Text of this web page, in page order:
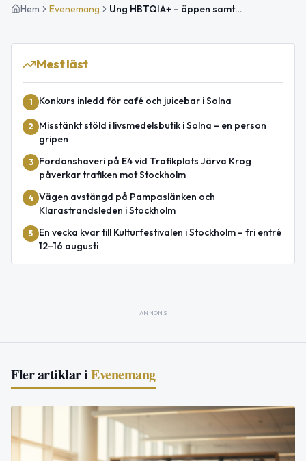
Hem Evenemang Ung HBTQIA+ – öppen samtalsgrupp i Solna centrum
Mest läst
1 Konkurs inledd för café och juicebar i Solna
2
Misstänkt stöld i livsmedelsbutik i Solna – en person
gripen
3
Fordonshaveri på E4 vid Trafikplats Järva Krog
påverkar trafiken mot Stockholm
4 Vägen avstängd på Pampaslänken och
Klarastrandsleden i Stockholm
5
En vecka kvar till Kulturfestivalen i Stockholm – fri entré
12–16 augusti
ANNONS
Fler artiklar iEvenemang